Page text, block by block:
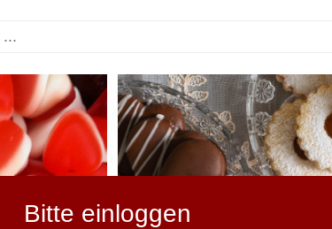
Bitte einloggen